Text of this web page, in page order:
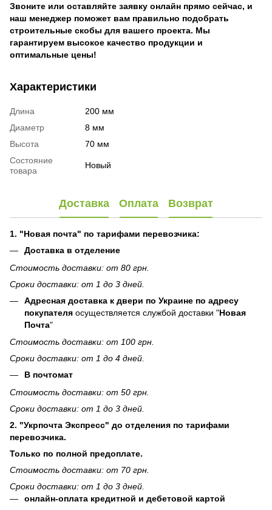
Звоните или оставляйте заявку онлайн прямо сейчас, и
наш менеджер поможет вам правильно подобрать
строительные скобы для вашего проекта. Мы
гарантируем высокое качество продукции и
оптимальные цены!
Характеристики
Длина
200 мм
Диаметр
8 мм
Высота
70 мм
Состояние
товара
Новый
Доставка Оплата Возврат
1. "Новая почта" по тарифами перевозчика:
Доставка в отделение
Стоимость доставки: от 80 грн.
Сроки доставки: от 1 до 3 дней.
Адресная доставка к двери по Украине по адресу
покупателя осуществляется службой доставки "Новая
Почта"
Стоимость доставки: от 100 грн.
Сроки доставки: от 1 до 4 дней.
В почтомат
Стоимость доставки: от 50 грн.
Сроки доставки: от 1 до 3 дней.
2. "Укрпочта Экспресс" до отделения по тарифами
перевозчика.
Только по полной предоплате.
Стоимость доставки: от 70 грн.
Сроки доставки: от 1 до 3 дней.
онлайн-оплата кредитной и дебетовой картой